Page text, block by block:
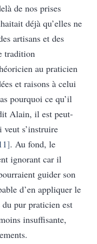
de nos prises
déjà qu’elles ne
artisans et des
tradition
au praticien
et raisons à celui
pourquoi ce qu’il
Alain, il est peut-
s’instruire
. Au fond, le
ignorant car il
guider son
d’en appliquer le
du pur praticien est
insuffisante,